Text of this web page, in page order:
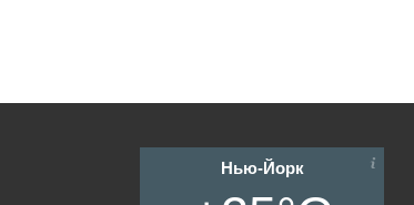
Нью-Йорк